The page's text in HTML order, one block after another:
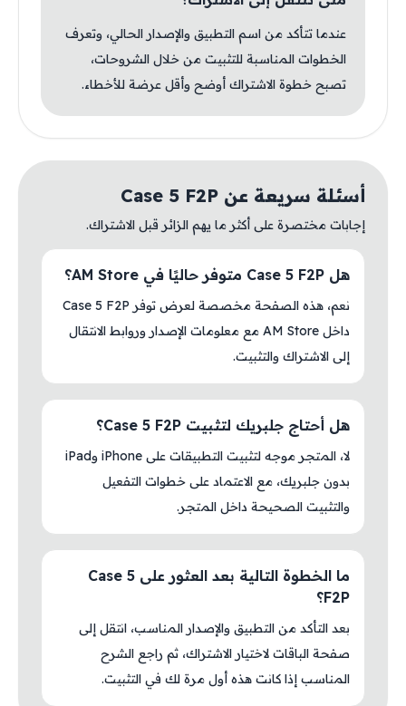
عندما تتأكد من اسم التطبيق والإصدار الحالي، وتعرف
الخطوات المناسبة للتثبيت من خلال الشروحات،
تصبح خطوة الاشتراك أوضح وأقل عرضة للأخطاء.
أسئلة سريعة عن Case 5 F2P
إجابات مختصرة على أكثر ما يهم الزائر قبل الاشتراك.
هل Case 5 F2P متوفر حاليًا في AM Store؟
نعم، هذه الصفحة مخصصة لعرض توفر Case 5 F2P
داخل AM Store مع معلومات الإصدار وروابط الانتقال
إلى الاشتراك والتثبيت.
هل أحتاج جلبريك لتثبيت Case 5 F2P؟
لا، المتجر موجه لتثبيت التطبيقات على iPhone وiPad
بدون جلبريك، مع الاعتماد على خطوات التفعيل
والتثبيت الصحيحة داخل المتجر.
ما الخطوة التالية بعد العثور على Case 5
F2P؟
بعد التأكد من التطبيق والإصدار المناسب، انتقل إلى
صفحة الباقات لاختيار الاشتراك، ثم راجع الشرح
المناسب إذا كانت هذه أول مرة لك في التثبيت.